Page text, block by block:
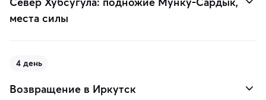
места силы
4 день
Возвращение в Иркутск